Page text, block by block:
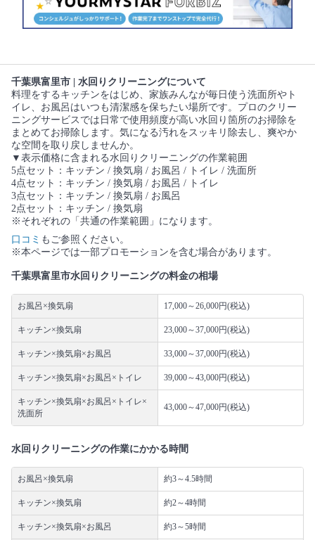
千葉県富里市 | 水回りクリーニングについて
料理をするキッチンをはじめ、家族みんなが毎日使う洗面所やト
イレ、お風呂はいつも清潔感を保ちたい場所です。プロのクリー
ニングサービスでは日常で使用頻度が高い水回り箇所のお掃除を
まとめてお掃除します。気になる汚れをスッキリ除去し、爽やか
な空間を取り戻しませんか。
▼表示価格に含まれる水回りクリーニングの作業範囲
5点セット：キッチン / 換気扇 / お風呂 / トイレ / 洗面所
4点セット：キッチン / 換気扇 / お風呂 / トイレ
3点セット：キッチン / 換気扇 / お風呂
2点セット：キッチン / 換気扇
※それぞれの「共通の作業範囲」になります。
口コミ もご参照ください。
※本ページでは一部プロモーションを含む場合があります。
千葉県富里市水回りクリーニングの料金の相場
お風呂×換気扇 17,000～26,000円(税込)
キッチン×換気扇 23,000～37,000円(税込)
キッチン×換気扇×お風呂 33,000～37,000円(税込)
キッチン×換気扇×お風呂×トイレ 39,000～43,000円(税込)
キッチン×換気扇×お風呂×トイレ×
洗面所
43,000～47,000円(税込)
水回りクリーニングの作業にかかる時間
お風呂×換気扇 約3～4.5時間
キッチン×換気扇 約2～4時間
キッチン×換気扇×お風呂 約3～5時間